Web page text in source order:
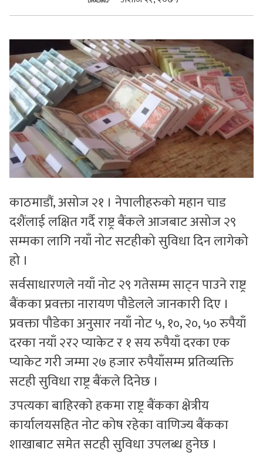
सुचनाहरु
भिडियो
काठमाडौं, असोज २१ । नेपालीहरुको महान चाड
दशैंलाई लक्षित गर्दै राष्ट्र बैंकले आजबाट असोज २९
सम्मका लागि नयाँ नोट सटहीको सुविधा दिन लागेको
हो ।
सर्वसाधारणले नयाँ नोट २९ गतेसम्म साट्न पाउने राष्ट्र
बैंकका प्रवक्ता नारायण पौडेलले जानकारी दिए ।
प्रवक्ता पौडेका अनुसार नयाँ नोट ५, १०, २०, ५० रुपैयाँ
दरका नयाँ २र२ प्याकेट र १ सय रुपैयाँ दरका एक
प्याकेट गरी जम्मा २७ हजार रुपैयाँसम्म प्रतिव्यक्ति
सटही सुविधा राष्ट्र बैंकले दिनेछ ।
उपत्यका बाहिरको हकमा राष्ट्र बैंकका क्षेत्रीय
कार्यालयसहित नोट कोष रहेका वाणिज्य बैंकका
शाखाबाट समेत सटही सुविधा उपलब्ध हुनेछ ।